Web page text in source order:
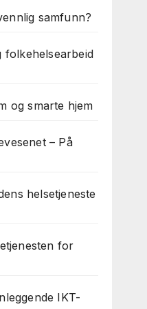
samfunn?
folkehelsearbeid
og smarte hjem
– På
helsetjeneste
for
IKT-